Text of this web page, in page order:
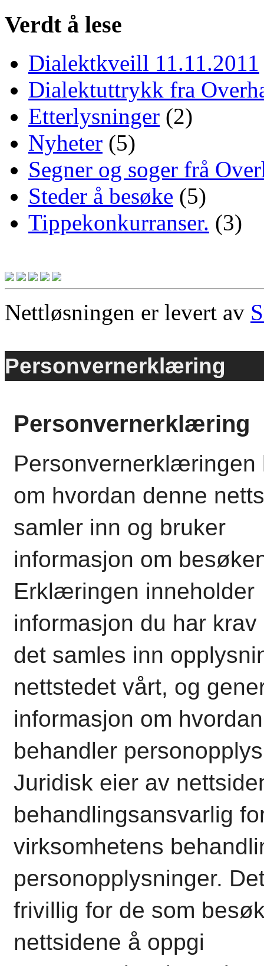
Verdt å lese
Dialektkveill 11.11.2011
Dialektuttrykk fra
Etterlysninger (2)
Nyheter (5)
Segner og soger frå
Steder å besøke (5)
Tippekonkurranser. (3)
Nettløsningen er levert av
Personvernerklæring
Personvernerklæring
Personvernerklæringen
om hvordan denne
samler inn og bruker
informasjon om
Erklæringen inneholder
informasjon du har krav
det samles inn
nettstedet vårt, og
informasjon om
behandler
Juridisk eier av
behandlingsansvarlig
virksomhetens
personopplysninger.
frivillig for de som
nettsidene å oppgi